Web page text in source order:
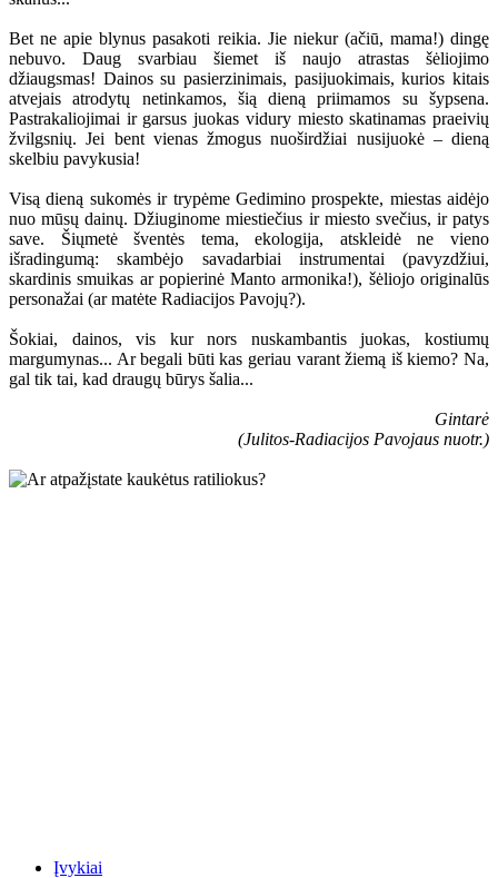
Bet ne apie blynus pasakoti reikia. Jie niekur (ačiū, mama!) dingę
nebuvo. Daug svarbiau šiemet iš naujo atrastas šėliojimo
džiaugsmas! Dainos su pasierzinimais, pasijuokimais, kurios kitais
atvejais atrodytų netinkamos, šią dieną priimamos su šypsena.
Pastrakaliojimai ir garsus juokas vidury miesto skatinamas praeivių
žvilgsnių. Jei bent vienas žmogus nuoširdžiai nusijuokė – dieną
skelbiu pavykusia!
Visą dieną sukomės ir trypėme Gedimino prospekte, miestas aidėjo
nuo mūsų dainų. Džiuginome miestiečius ir miesto svečius, ir patys
save. Šiųmetė šventės tema, ekologija, atskleidė ne vieno
išradingumą: skambėjo savadarbiai instrumentai (pavyzdžiui,
skardinis smuikas ar popierinė Manto armonika!), šėliojo originalūs
personažai (ar matėte Radiacijos Pavojų?).
Šokiai, dainos, vis kur nors nuskambantis juokas, kostiumų
margumynas... Ar begali būti kas geriau varant žiemą iš kiemo? Na,
gal tik tai, kad draugų būrys šalia...
Gintarė
(Julitos-Radiacijos Pavojaus nuotr.)
Įvykiai